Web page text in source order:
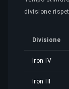
divisione
Divisione
Iron IV
Iron III